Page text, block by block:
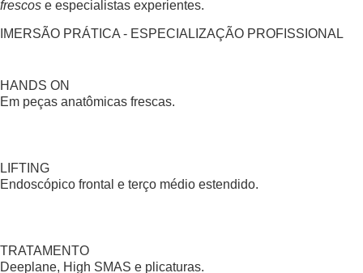
frescos e especialistas experientes.
IMERSÃO PRÁTICA - ESPECIALIZAÇÃO PROFISSIONAL
HANDS ON
Em peças anatômicas frescas.
LIFTING
Endoscópico frontal e terço médio estendido.
TRATAMENTO
Deeplane, High SMAS e plicaturas.